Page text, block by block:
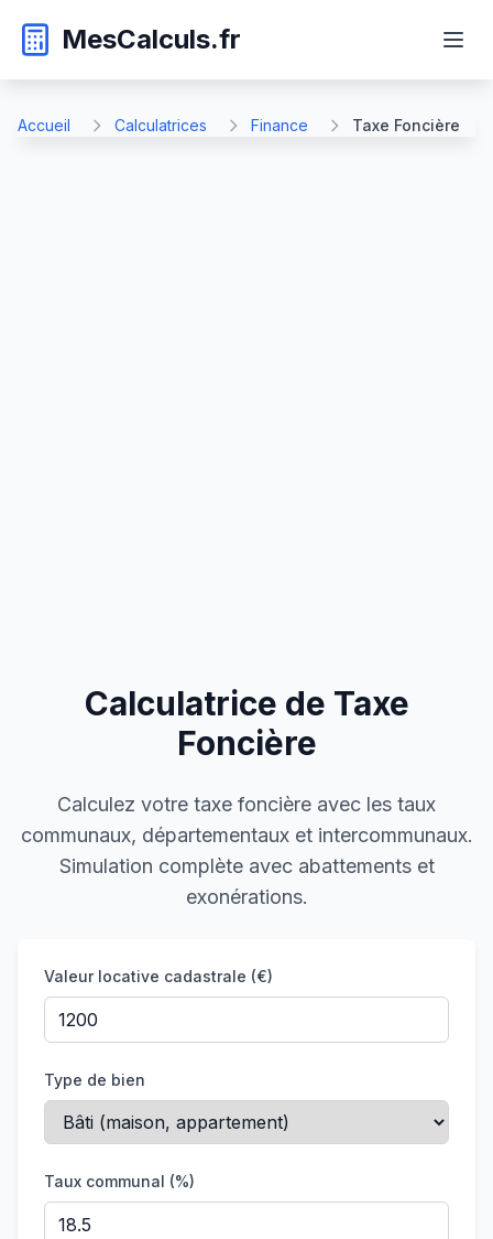
MesCalculs.fr
Accueil Calculatrices Finance Taxe Foncière
Calculatrice de Taxe
Foncière
Calculez votre taxe foncière avec les taux
communaux, départementaux et intercommunaux.
Simulation complète avec abattements et
exonérations.
Valeur locative cadastrale (€)
Type de bien
Taux communal (%)